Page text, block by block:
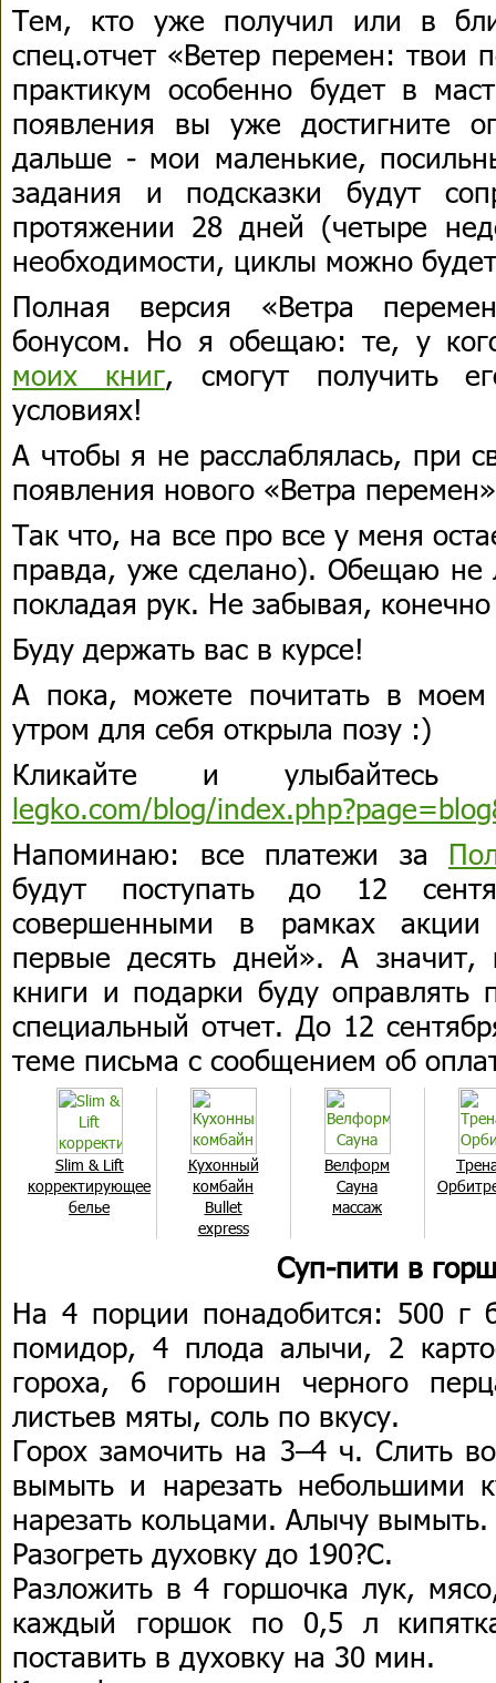
Тем, кто уже получил или в
спец.отчет «Ветер перемен: твои
практикум особенно будет в
появления вы уже достигните
дальше - мои маленькие,
задания и подсказки будут
протяжении 28 дней (четыре
необходимости, циклы можно
Полная версия «Ветра
бонусом. Но я обещаю: те, у
моих книг, смогут получить
условиях!
А чтобы я не расслаблялась, при
появления нового «Ветра
Так что, на все про все у меня
правда, уже сделано). Обещаю не
покладая рук. Не забывая,
Буду держать вас в курсе!
А пока, можете почитать в моем
утром для себя открыла позу :)
Кликайте и
legko.com/blog/
Напоминаю: все платежи за
будут поступать до 12
совершенными в рамках
первые десять дней». А значит,
книги и подарки буду оправлять
специальный отчет. До 12
теме письма с сообщением об
Slim & Lift
корректирующее
белье
Кухонный
комбайн
Bullet
express
Велформ
Сауна
массаж
Суп-пити в
На 4 порции понадобится: 500 г
помидор, 4 плода алычи, 2
гороха, 6 горошин черного
листьев мяты, соль по вкусу.
Горох замочить на 3–4 ч. Слить
вымыть и нарезать небольшими
нарезать кольцами. Алычу вымыть.
Разогреть духовку до 190?С.
Разложить в 4 горшочка лук,
каждый горшок по 0,5 л
поставить в духовку на 30 мин.